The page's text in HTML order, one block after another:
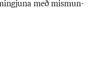
með mis­mun­